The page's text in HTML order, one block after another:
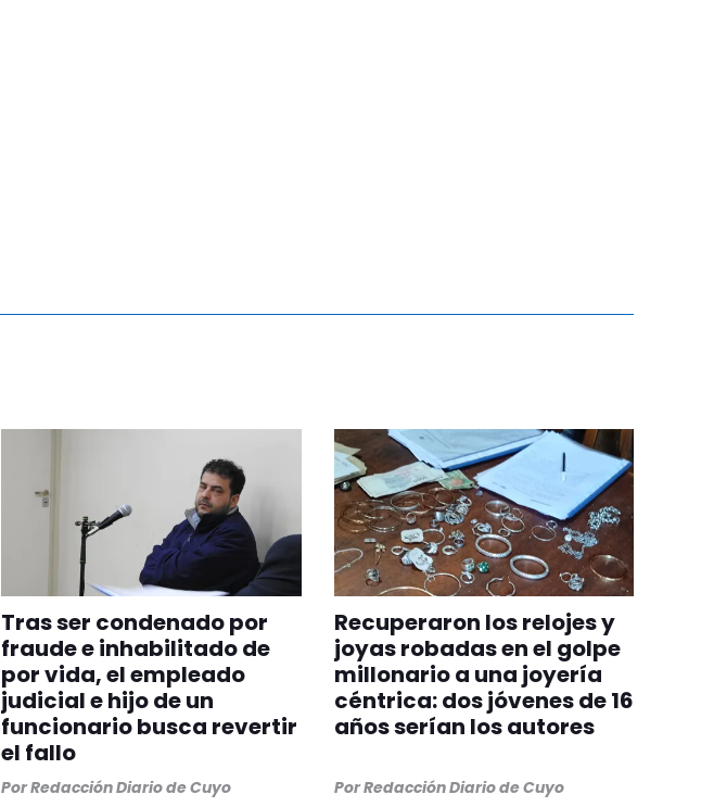
Tras ser condenado por
fraude e inhabilitado de
por vida, el empleado
judicial e hijo de un
funcionario busca revertir
el fallo
PorRedacción Diario de Cuyo
Recuperaron los relojes y
joyas robadas en el golpe
millonario a una joyería
céntrica: dos jóvenes de 16
años serían los autores
PorRedacción Diario de Cuyo